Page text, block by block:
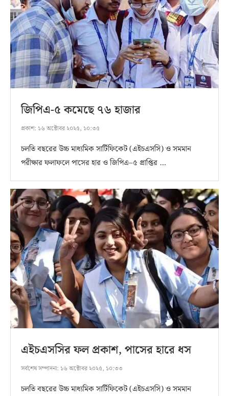
জিপিএ-৫ কমেছে ৭৬ হাজার
প্রকাশ: ১৬ অক্টোবর ২০২৫, ১০:৩৫
চলতি বছরের উচ্চ মাধ্যমিক সার্টিফিকেট (এইচএসসি) ও সমমান
পরীক্ষার ফলাফলে পাসের হার ও জিপিএ–৫ প্রাপ্তির …
এইচএসসির ফল প্রকাশ, পাসের হারে ধস
সর্বশেষ সম্পাদনা: ১৬ অক্টোবর ২০২৫, ১০:৩৩
চলতি বছরের উচ্চ মাধ্যমিক সার্টিফিকেট (এইচএসসি) ও সমমান